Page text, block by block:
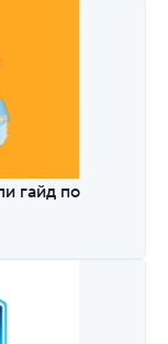
гайд по